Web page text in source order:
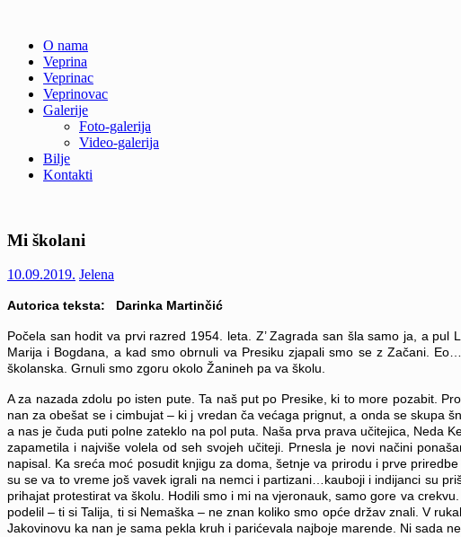
content
Veprina
Veprina(c)
O nama
Veprina
Veprinac
Veprinovac
Galerije
Foto-galerija
Video-galerija
Bilje
Kontakti
Mi školani
10.09.2019. Jelena
Autorica teksta: Darinka Martinčić
Počela san hodit va prvi razred 1954. leta. Z’ Zagrada san šla samo ja, a
Marija i Bogdana, a kad smo obrnuli va Presiku zjapali smo se z Začani.
školanska. Grnuli smo zgoru okolo Žanineh pa va školu.
A za nazada zdolu po isten pute. Ta naš put po Presike, ki to more pozabit.
nan za obešat se i cimbujat – ki j vredan ča većaga prignut, a onda se skupa
a nas je čuda puti polne zateklo na pol puta. Naša prva prava učitejica, Neda
zapametila i najviše volela od seh svojeh učiteji. Prnesla je novi načini
napisal. Ka sreća moć posudit knjigu za doma, šetnje va prirodu i prve
su se va to vreme još vavek igrali na nemci i partizani…kauboji i indijanci su
prihajat protestirat va školu. Hodili smo i mi na vjeronauk, samo gore va
podelil – ti si Talija, ti si Nemaška – ne znan koliko smo opće držav znali. V
Jakovinovu ka nan je sama pekla kruh i parićevala najboje marende. Ni sada